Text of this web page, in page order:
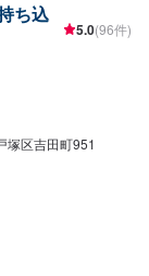
ち込
5.0(96件)
塚区吉田町951